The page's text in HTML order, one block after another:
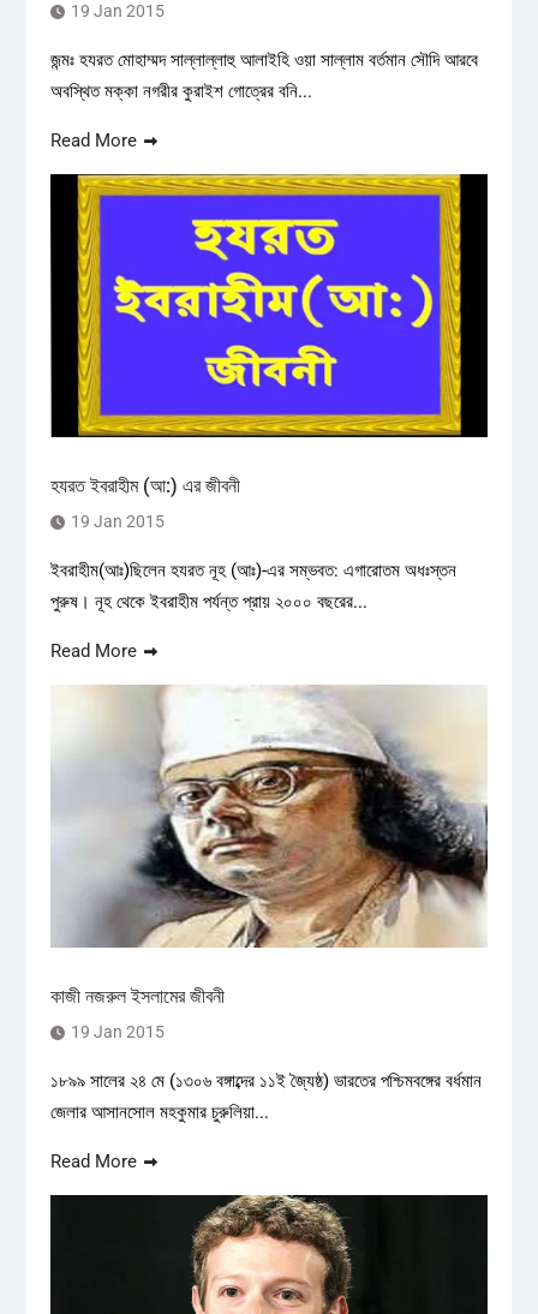
19 Jan 2015
জন্মঃ হযরত মোহাম্মদ সাল্লাল্লাহু আলাইহি ওয়া সাল্লাম বর্তমান সৌদি আরবে
অবস্থিত মক্কা নগরীর কুরাইশ গোত্রের বনি...
Read More
হযরত ইবরাহীম (আ:) এর জীবনী
19 Jan 2015
ইবরাহীম(আঃ)ছিলেন হযরত নূহ (আঃ)-এর সম্ভবত: এগারোতম অধঃস্তন
পুরুষ। নূহ থেকে ইবরাহীম পর্যন্ত প্রায় ২০০০ বছরের...
Read More
কাজী নজরুল ইসলামের জীবনী
19 Jan 2015
১৮৯৯ সালের ২৪ মে (১৩০৬ বঙ্গাব্দের ১১ই জ্যৈষ্ঠ) ভারতের পশ্চিমবঙ্গের বর্ধমান
জেলার আসানসোল মহকুমার চুরুলিয়া...
Read More